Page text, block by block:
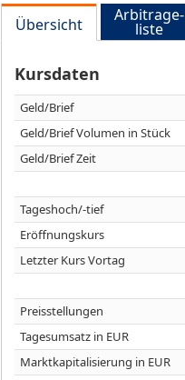
Übersicht Arbitrage-
liste
Kursdaten
Geld/Brief
Geld/Brief Volumen in Stück
Geld/Brief Zeit
Tageshoch/-tief
Eröffnungskurs
Letzter Kurs Vortag
Preisstellungen
Tagesumsatz in EUR
Marktkapitalisierung in EUR